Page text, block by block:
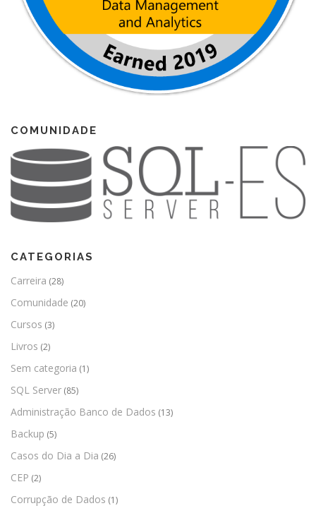
COMUNIDADE
CATEGORIAS
Carreira (28)
Comunidade (20)
Cursos (3)
Livros (2)
Sem categoria (1)
SQL Server (85)
Administração Banco de Dados (13)
Backup (5)
Casos do Dia a Dia (26)
CEP (2)
Corrupção de Dados (1)